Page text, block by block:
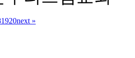
1920next »